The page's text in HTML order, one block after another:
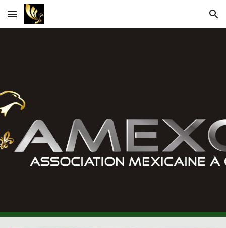
Skip to main content Skip to navigation